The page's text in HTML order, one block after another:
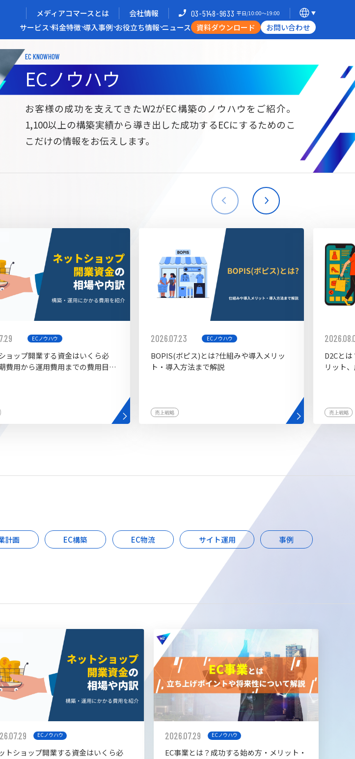
メディアコマースとは 会社情報 03-5148-9633 平日/10:00〜19:00
サービス 料金特徴 導入事例 お役立ち情報 ニュース 資料ダウンロード お問い合わせ
コマースを実現する
/定期通販ECサイト構築
Commerce
BtoB向けECサイト構築
W2Commerce
海外進出・現地ECサイト構築
AIカスタマイズ開発 AI buddy
選ばれる理由 開発力/支援体制
導入企業インタビュー
お役立ち資料
EC KNOWHOW
ECノウハウ
お客様の成功を支えてきたW2がEC構築のノウハウをご紹介。
1,100以上の構築実績から導き出した成功するECにするためのこ
こだけの情報をお伝えします。
ECノウハウ
ョップ開業する資金はいくら必
費用から運用費用までの費用目安
2026.07.23 ECノウハウ
BOPIS(ボピス)とは?仕組みや導入メリッ
ト・導入方法まで解説
売上戦略
D2Cと
リット
売上戦略
計画 EC構築 EC物流 サイト運用 事例
ECノウハウ
トショップ開業する資金はいくら必
2026.07.29 ECノウハウ
EC事業とは？成功する始め方・メリット・